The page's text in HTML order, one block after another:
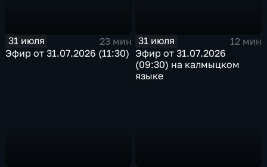
31 июля
23 мин
Эфир от 31.07.2026 (11:30)
31 июля
12 мин
Эфир от 31.07.2026
(09:30) на калмыцком
языке